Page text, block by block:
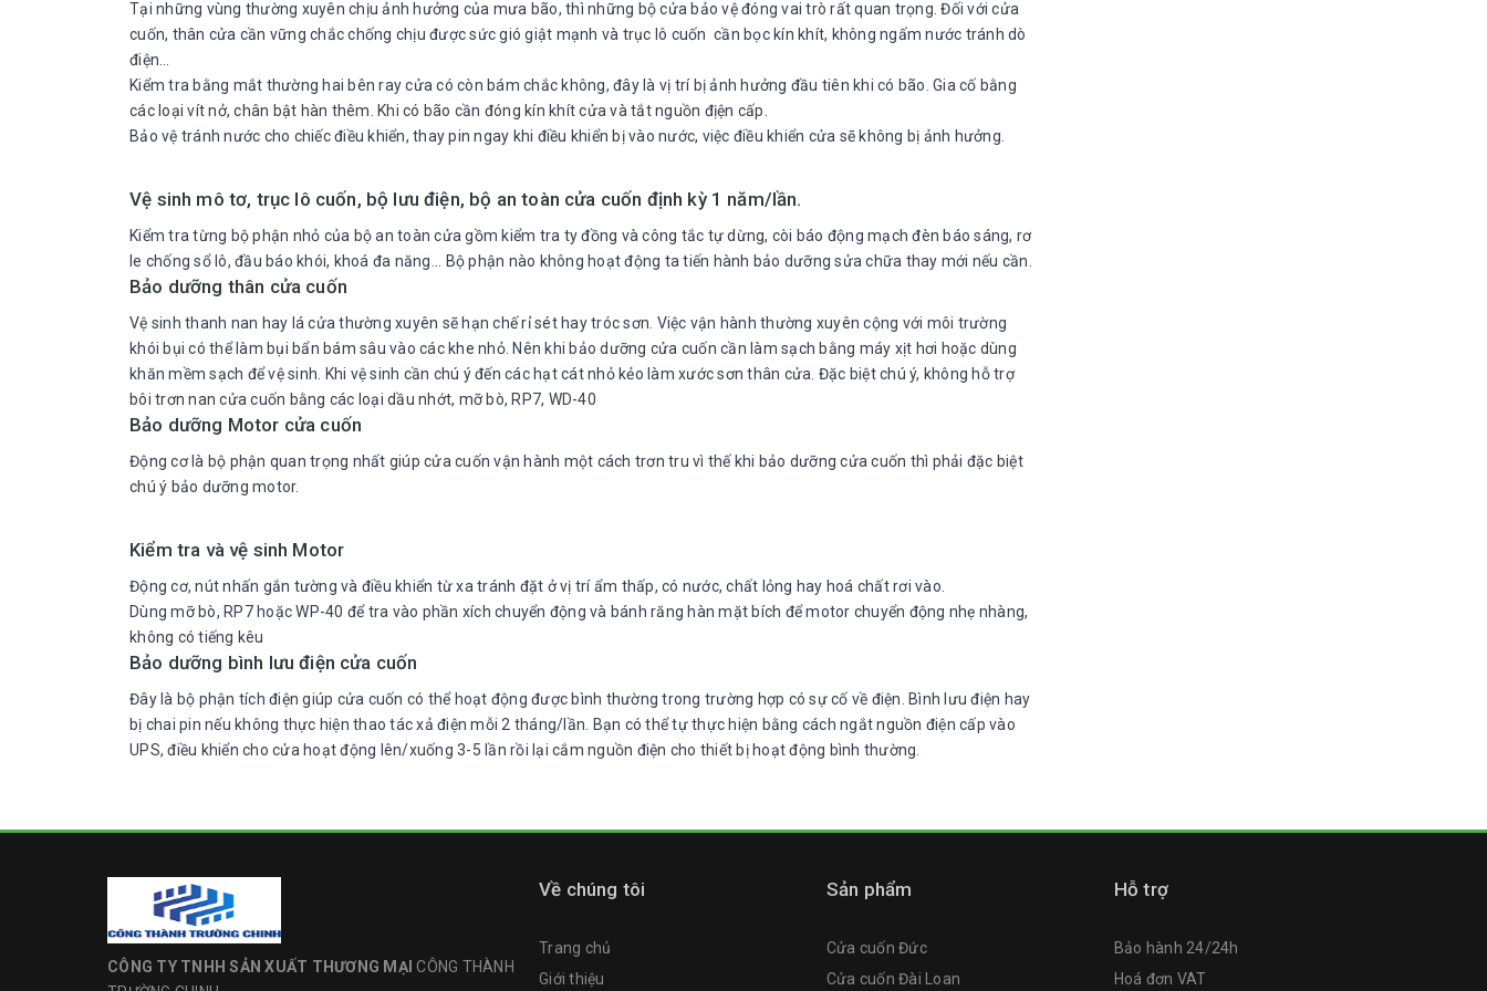
Tại những vùng thường xuyên chịu ảnh hưởng của mưa bão, thì những bộ cửa bảo vệ đóng vai trò rất quan trọng. Đối với cửa
cuốn, thân cửa cần vững chắc chống chịu được sức gió giật mạnh và trục lô cuốn cần bọc kín khít, không ngấm nước tránh dò
điện…
Kiểm tra bằng mắt thường hai bên ray cửa có còn bám chắc không, đây là vị trí bị ảnh hưởng đầu tiên khi có bão. Gia cố bằng
các loại vít nở, chân bật hàn thêm. Khi có bão cần đóng kín khít cửa và tắt nguồn địện cấp.
Bảo vệ tránh nước cho chiếc điều khiển, thay pin ngay khi điều khiển bị vào nước, việc điều khiển cửa sẽ không bị ảnh hưởng.
Vệ sinh mô tơ, trục lô cuốn, bộ lưu điện, bộ an toàn cửa cuốn định kỳ 1 năm/lần.
Kiểm tra từng bộ phận nhỏ của bộ an toàn cửa gồm kiểm tra ty đồng và công tắc tự dừng, còi báo động mạch đèn báo sáng, rơ
le chống sổ lô, đầu báo khói, khoá đa năng... Bộ phận nào không hoạt động ta tiến hành bảo dưỡng sửa chữa thay mới nếu cần.
Bảo dưỡng thân cửa cuốn
Vệ sinh thanh nan hay lá cửa thường xuyên sẽ hạn chế rỉ sét hay tróc sơn. Việc vận hành thường xuyên cộng với môi trường
khói bụi có thể làm bụi bẩn bám sâu vào các khe nhỏ. Nên khi bảo dưỡng cửa cuốn cần làm sạch bằng máy xịt hơi hoặc dùng
khăn mềm sạch để vệ sinh. Khi vệ sinh cần chú ý đến các hạt cát nhỏ kẻo làm xước sơn thân cửa. Đặc biệt chú ý, không hỗ trợ
bôi trơn nan cửa cuốn bằng các loại dầu nhớt, mỡ bò, RP7, WD-40
Bảo dưỡng Motor cửa cuốn
Động cơ là bộ phận quan trọng nhất giúp cửa cuốn vận hành một cách trơn tru vì thế khi bảo dưỡng cửa cuốn thì phải đặc biệt
chú ý bảo dưỡng motor.
Kiểm tra và vệ sinh Motor
Động cơ, nút nhấn gắn tường và điều khiển từ xa tránh đặt ở vị trí ẩm thấp, có nước, chất lỏng hay hoá chất rơi vào.
Dùng mỡ bò, RP7 hoặc WP-40 để tra vào phần xích chuyển động và bánh răng hàn mặt bích để motor chuyển động nhẹ nhàng,
không có tiếng kêu
Bảo dưỡng bình lưu điện cửa cuốn
Đây là bộ phận tích điện giúp cửa cuốn có thể hoạt động được bình thường trong trường hợp có sự cố về điện. Bình lưu điện hay
bị chai pin nếu không thực hiện thao tác xả điện mỗi 2 tháng/lần. Bạn có thể tự thực hiện bằng cách ngắt nguồn điện cấp vào
UPS, điều khiển cho cửa hoạt động lên/xuống 3-5 lần rồi lại cắm nguồn điện cho thiết bị hoạt động bình thường.
CÔNG TY TNHH SẢN XUẤT THƯƠNG MẠICÔNG THÀNH
Về chúng tôi
Trang chủ
Giới thiệu
Sản phẩm
Cửa cuốn Đức
Cửa cuốn Đài Loan
Hỗ trợ
Bảo hành 24/24h
Hoá đơn VAT